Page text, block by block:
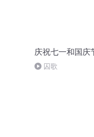
庆祝七一和国庆
囚歌